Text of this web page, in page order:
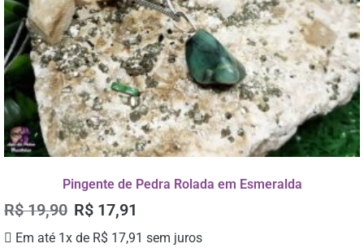
Pingente de Pedra Rolada em Esmeralda
R$19,90 R$ 17,91
Em até 1x de R$ 17,91 sem juros